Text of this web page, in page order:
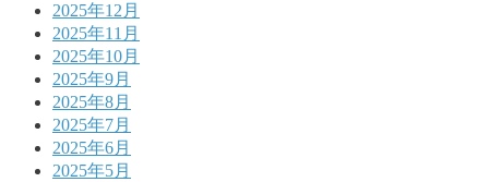
2025年12月
2025年11月
2025年10月
2025年9月
2025年8月
2025年7月
2025年6月
2025年5月